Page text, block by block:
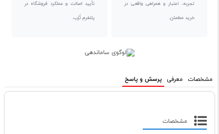
تجربه، اعتبار و همراهی واقعی در
خرید مطمئن.
تأیید اصالت و عملکرد فروشگاه در
پلتفرم تُرُب.
مشخصات معرفی پرسش و پاسخ
مشخصات